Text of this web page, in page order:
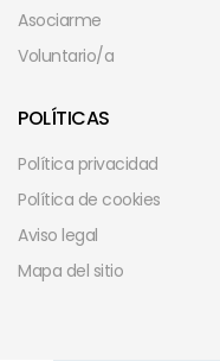
Asociarme
Voluntario/a
POLÍTICAS
Política privacidad
Política de cookies
Aviso legal
Mapa del sitio